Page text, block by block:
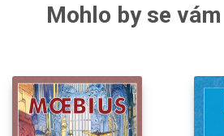
Mohlo by se